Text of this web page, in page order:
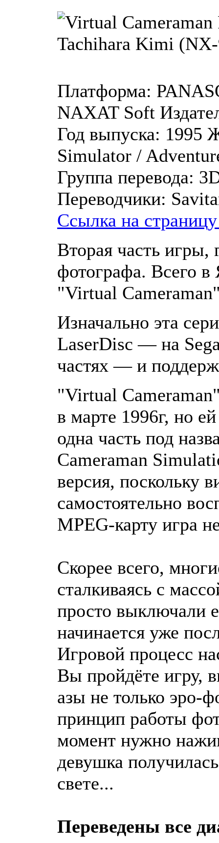
Платформа:
NAXAT Soft
Год выпуска: 1995
Simulator /
Группа перевода:
Переводчики:
Ссылка на
Вторая часть игры,
фотографа. Всего
"Virtual
Изначально эта
LaserDisc — на
частях — и
"Virtual
в марте 1996г, но
одна часть под
Cameraman
версия, поскольку
самостоятельно
MPEG-карту игра
Скорее всего,
сталкиваясь с
просто выключали
начинается уже
Игровой процесс
Вы пройдёте игру,
азы не только эро-
принцип работы
момент нужно
девушка
свете...
Переведены все